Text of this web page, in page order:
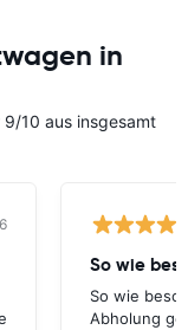
in
10 aus insgesamt
So wie
So wie
Abholung